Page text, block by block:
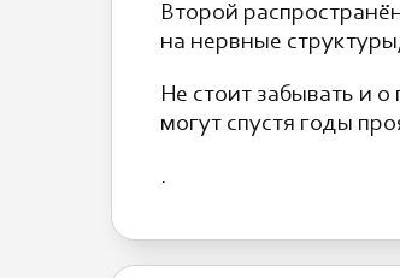
Второй
на нервные
Не стоит забывать и
могут спустя годы
.